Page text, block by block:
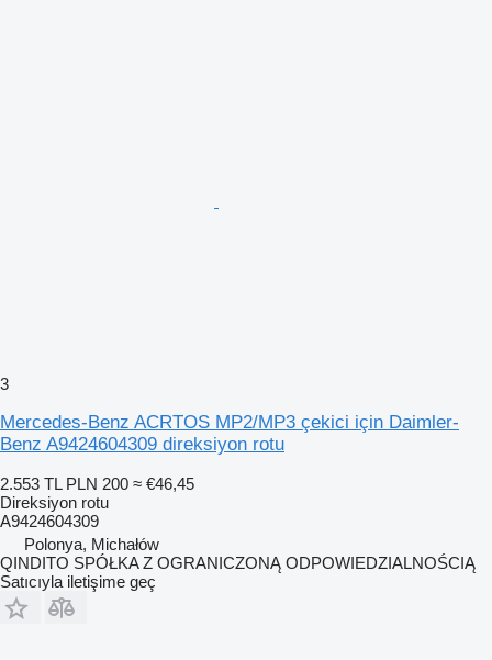
3
Mercedes-Benz ACRTOS MP2/MP3 çekici için Daimler-
Benz A9424604309 direksiyon rotu
2.553 TL PLN 200 ≈ €46,45
Direksiyon rotu
A9424604309
Polonya, Michałów
QINDITO SPÓŁKA Z OGRANICZONĄ ODPOWIEDZIALNOŚCIĄ
Satıcıyla iletişime geç